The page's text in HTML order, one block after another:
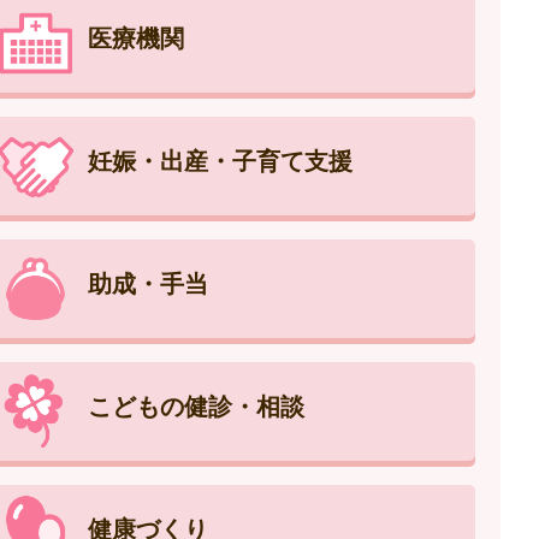
医療機関
妊娠・出産・子育て支援
助成・手当
こどもの健診・相談
健康づくり